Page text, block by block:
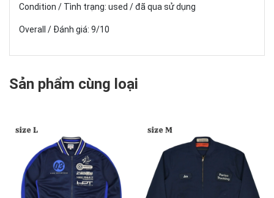
Condition / Tình trạng: used / đã qua sử dụng
Overall / Đánh giá: 9/10
Sản phẩm cùng loại